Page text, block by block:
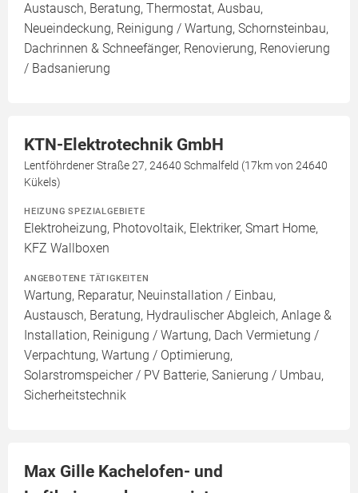
Austausch, Beratung, Thermostat, Ausbau,
Neueindeckung, Reinigung / Wartung, Schornsteinbau,
Dachrinnen & Schneefänger, Renovierung, Renovierung
/ Badsanierung
KTN-Elektrotechnik GmbH
Lentföhrdener Straße 27, 24640 Schmalfeld (17km von 24640
Kükels)
HEIZUNG SPEZIALGEBIETE
Elektroheizung, Photovoltaik, Elektriker, Smart Home,
KFZ Wallboxen
ANGEBOTENE TÄTIGKEITEN
Wartung, Reparatur, Neuinstallation / Einbau,
Austausch, Beratung, Hydraulischer Abgleich, Anlage &
Installation, Reinigung / Wartung, Dach Vermietung /
Verpachtung, Wartung / Optimierung,
Solarstromspeicher / PV Batterie, Sanierung / Umbau,
Sicherheitstechnik
Max Gille Kachelofen- und